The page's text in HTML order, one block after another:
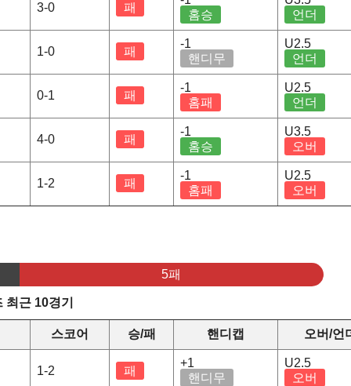
3-0 패
홈승
언더
1-0 패
-1
핸디무
U2.5
언더
0-1 패
-1
홈패
U2.5
언더
4-0 패
-1
홈승
U3.5
오버
1-2 패
-1
홈패
U2.5
오버
5패
최근 10경기
스코어 승/패 핸디캡 오버/언
1-2 패
+1
핸디무
U2.5
오버